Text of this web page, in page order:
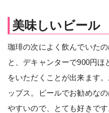
美味しいビール
珈琲の次によく飲んでいた
と、デキャンターで900円
をいただくことが出来ます
ップス。ビールでお勧めな
やすいので、とても好きです